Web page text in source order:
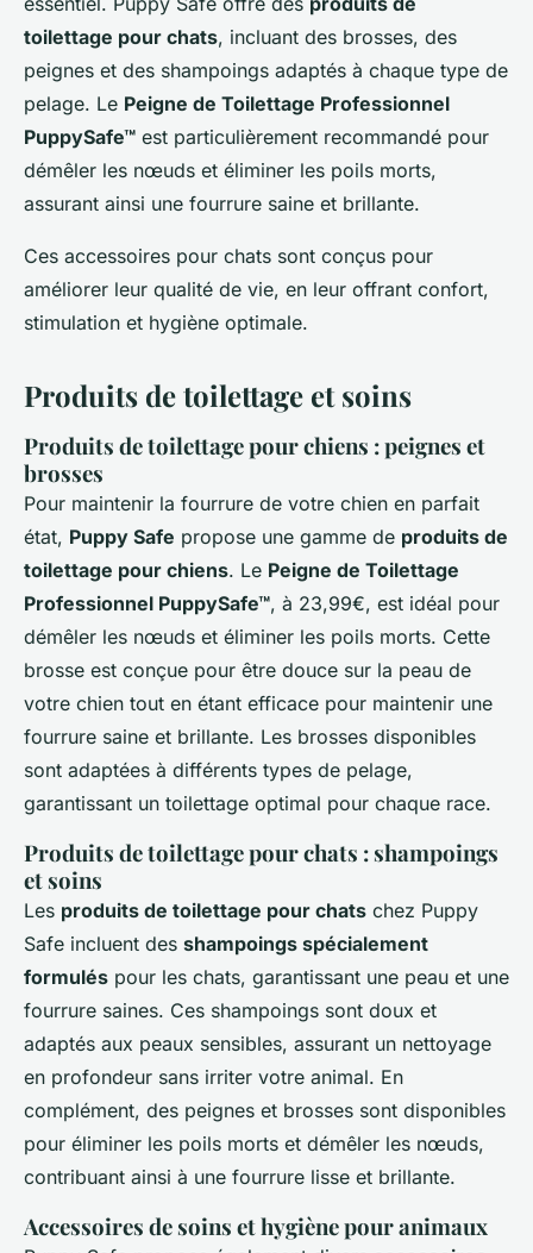
toilettage pour chats, incluant des brosses, des
peignes et des shampoings adaptés à chaque type de
pelage. Le Peigne de Toilettage Professionnel
PuppySafe™ est particulièrement recommandé pour
démêler les nœuds et éliminer les poils morts,
assurant ainsi une fourrure saine et brillante.
Ces accessoires pour chats sont conçus pour
améliorer leur qualité de vie, en leur offrant confort,
stimulation et hygiène optimale.
Produits de toilettage et soins
Produits de toilettage pour chiens : peignes et
brosses
Pour maintenir la fourrure de votre chien en parfait
état, Puppy Safe propose une gamme de produits de
toilettage pour chiens. Le Peigne de Toilettage
Professionnel PuppySafe™, à 23,99€, est idéal pour
démêler les nœuds et éliminer les poils morts. Cette
brosse est conçue pour être douce sur la peau de
votre chien tout en étant efficace pour maintenir une
fourrure saine et brillante. Les brosses disponibles
sont adaptées à différents types de pelage,
garantissant un toilettage optimal pour chaque race.
Produits de toilettage pour chats : shampoings
et soins
Les produits de toilettage pour chats chez Puppy
Safe incluent des shampoings spécialement
formulés pour les chats, garantissant une peau et une
fourrure saines. Ces shampoings sont doux et
adaptés aux peaux sensibles, assurant un nettoyage
en profondeur sans irriter votre animal. En
complément, des peignes et brosses sont disponibles
pour éliminer les poils morts et démêler les nœuds,
contribuant ainsi à une fourrure lisse et brillante.
Accessoires de soins et hygiène pour animaux